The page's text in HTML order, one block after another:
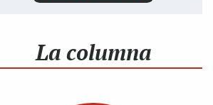
La columna